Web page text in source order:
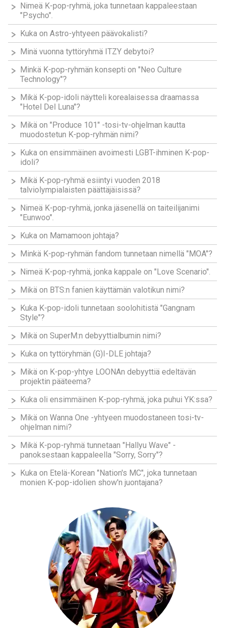
Nimeä K-pop-ryhmä, joka tunnetaan kappaleestaan
"Psycho".
Kuka on Astro-yhtyeen päävokalisti?
Minä vuonna tyttöryhmä ITZY debytoi?
Minkä K-pop-ryhmän konsepti on "Neo Culture
Technology"?
Mikä K-pop-idoli näytteli korealaisessa draamassa
"Hotel Del Luna"?
Mikä on "Produce 101" -tosi-tv-ohjelman kautta
muodostetun K-pop-ryhmän nimi?
Kuka on ensimmäinen avoimesti LGBT-ihminen K-pop-
idoli?
Mikä K-pop-ryhmä esiintyi vuoden 2018
talviolympialaisten päättäjäisissä?
Nimeä K-pop-ryhmä, jonka jäsenellä on taiteilijanimi
"Eunwoo".
Kuka on Mamamoon johtaja?
Minkä K-pop-ryhmän fandom tunnetaan nimellä "MOA"?
Nimeä K-pop-ryhmä, jonka kappale on "Love Scenario".
Mikä on BTS:n fanien käyttämän valotikun nimi?
Kuka K-pop-idoli tunnetaan soolohitistä "Gangnam
Style"?
Mikä on SuperM:n debyyttialbumin nimi?
Kuka on tyttöryhmän (G)I-DLE johtaja?
Mikä on K-pop-yhtye LOONAn debyyttiä edeltävän
projektin pääteema?
Kuka oli ensimmäinen K-pop-ryhmä, joka puhui YK:ssa?
Mikä on Wanna One -yhtyeen muodostaneen tosi-tv-
ohjelman nimi?
Mikä K-pop-ryhmä tunnetaan "Hallyu Wave" -
panoksestaan kappaleella "Sorry, Sorry"?
Kuka on Etelä-Korean "Nation's MC", joka tunnetaan
monien K-pop-idolien show'n juontajana?